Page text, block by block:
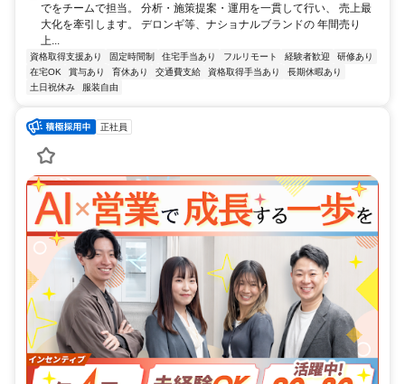
でをチームで担当。 分析・施策提案・運用を一貫して行い、 売上最
大化を牽引します。 デロンギ等、ナショナルブランドの 年間売り
上...
資格取得支援あり 固定時間制 住宅手当あり フルリモート 経験者歓迎
研修あり
在宅OK
賞与あり 育休あり 交通費支給 資格取得手当あり
長期休暇あり
土日祝休み
服装自由
正社員